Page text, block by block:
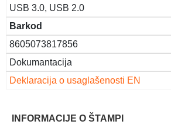
USB 3.0, USB 2.0
Barkod
8605073817856
Dokumantacija
Deklaracija o usaglašenosti EN
INFORMACIJE O ŠTAMPI